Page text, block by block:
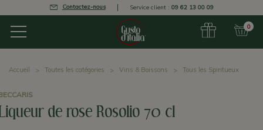
Contactez-nous Service client : 09 62 13 00 09
0
Accueil Toutes les catégories Vins & Boissons Tous les Spiritueux
de rose Rosolio 70 cl